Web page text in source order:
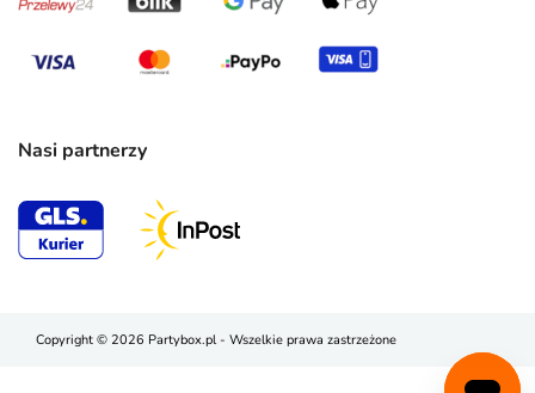
Nasi partnerzy
Copyright © 2026 Partybox.pl - Wszelkie prawa zastrzeżone